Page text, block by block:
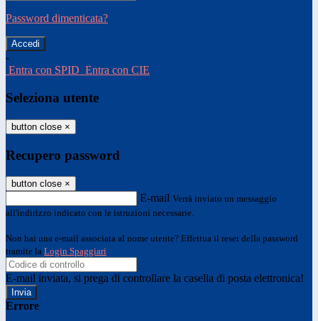
Password dimenticata?
-
Entra con SPID Entra con CIE
Seleziona utente
button close ×
Recupero password
button close ×
E-mail Verrà inviato un messaggio
all'indirizzo indicato con le istruzioni necessarie.
Non hai una e-mail associata al nome utente? Effettua il reset della password
tramite la Login Spaggiari
E-mail inviata, si prega di controllare la casella di posta elettronica!
Errore